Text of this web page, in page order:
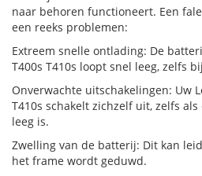
naar behoren functioneert. Een
een reeks problemen:
Extreem snelle ontlading: De
T400s T410s loopt snel leeg, zelfs
Onverwachte uitschakelingen: Uw
T410s schakelt zichzelf uit, zelfs
leeg is.
Zwelling van de batterij: Dit kan
het frame wordt geduwd.